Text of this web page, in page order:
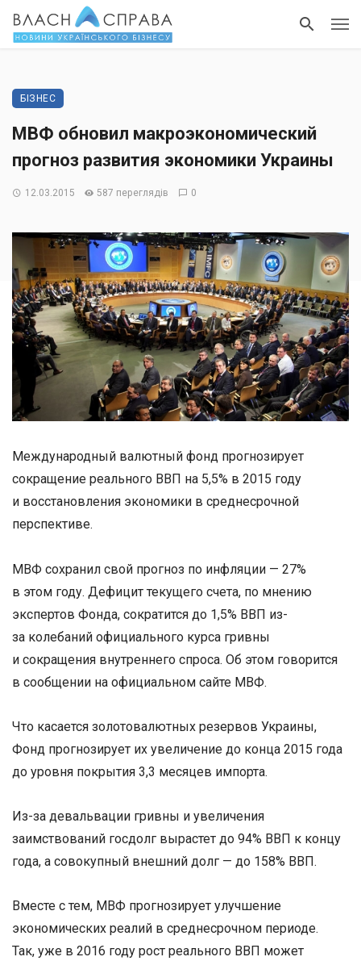
БІЗНЕС
МВФ обновил макроэкономический
прогноз развития экономики Украины
12.03.2015 587 переглядів 0
Международный валютный фонд прогнозирует
сокращение реального ВВП на 5,5% в 2015 году
и восстановления экономики в среднесрочной
перспективе.
МВФ сохранил свой прогноз по инфляции — 27%
в этом году. Дефицит текущего счета, по мнению
экспертов Фонда, сократится до 1,5% ВВП из-
за колебаний официального курса гривны
и сокращения внутреннего спроса. Об этом говорится
в сообщении на официальном сайте МВФ.
Что касается золотовалютных резервов Украины,
Фонд прогнозирует их увеличение до конца 2015 года
до уровня покрытия 3,3 месяцев импорта.
Из-за девальвации гривны и увеличения
заимствований госдолг вырастет до 94% ВВП к концу
года, а совокупный внешний долг — до 158% ВВП.
Вместе с тем, МВФ прогнозирует улучшение
экономических реалий в среднесрочном периоде.
Так, уже в 2016 году рост реального ВВП может